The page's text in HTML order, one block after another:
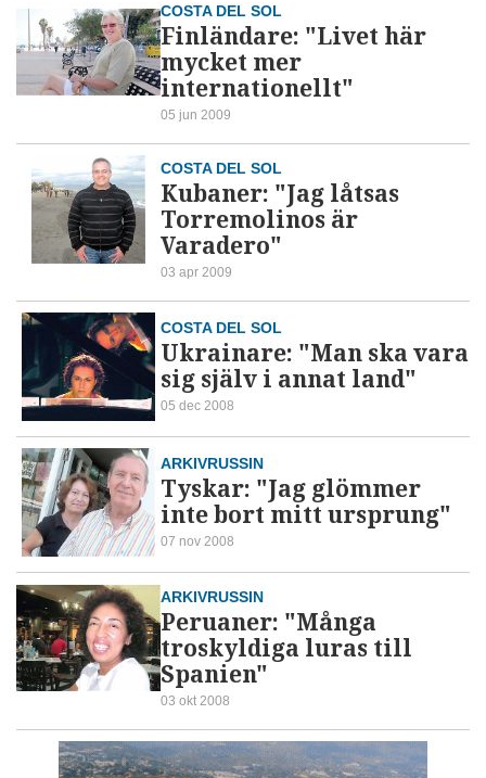
COSTA DEL SOL
Finländare: "Livet här
mycket mer
internationellt"
05 jun 2009
COSTA DEL SOL
Kubaner: "Jag låtsas
Torremolinos är
Varadero"
03 apr 2009
COSTA DEL SOL
Ukrainare: "Man ska vara
sig själv i annat land"
05 dec 2008
ARKIVRUSSIN
Tyskar: "Jag glömmer
inte bort mitt ursprung"
07 nov 2008
ARKIVRUSSIN
Peruaner: "Många
troskyldiga luras till
Spanien"
03 okt 2008